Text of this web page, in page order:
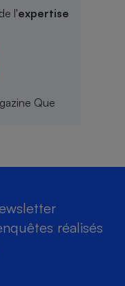
l'expertise
réalisés